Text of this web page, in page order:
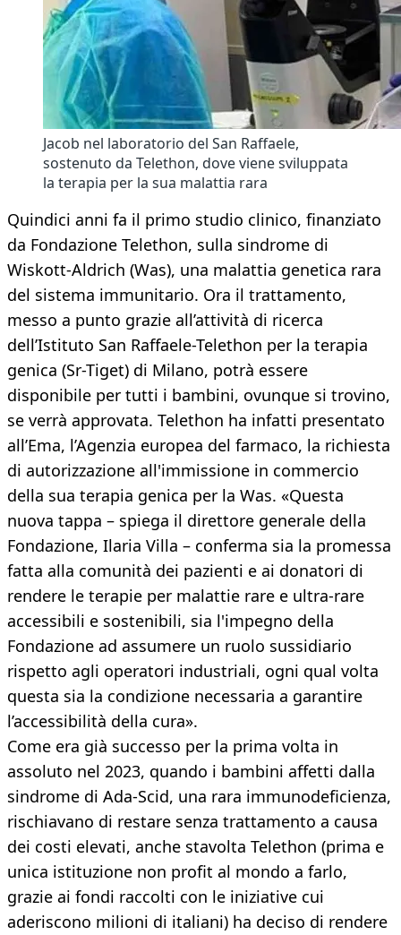
Jacob nel laboratorio del San Raffaele,
sostenuto da Telethon, dove viene sviluppata
la terapia per la sua malattia rara
Quindici anni fa il primo studio clinico, finanziato
da Fondazione Telethon, sulla sindrome di
Wiskott-Aldrich (Was), una malattia genetica rara
del sistema immunitario. Ora il trattamento,
messo a punto grazie all’attività di ricerca
dell’Istituto San Raffaele-Telethon per la terapia
genica (Sr-Tiget) di Milano, potrà essere
disponibile per tutti i bambini, ovunque si trovino,
se verrà approvata. Telethon ha infatti presentato
all’Ema, l’Agenzia europea del farmaco, la richiesta
di autorizzazione all'immissione in commercio
della sua terapia genica per la Was. «Questa
nuova tappa – spiega il direttore generale della
Fondazione, Ilaria Villa – conferma sia la promessa
fatta alla comunità dei pazienti e ai donatori di
rendere le terapie per malattie rare e ultra-rare
accessibili e sostenibili, sia l'impegno della
Fondazione ad assumere un ruolo sussidiario
rispetto agli operatori industriali, ogni qual volta
questa sia la condizione necessaria a garantire
l’accessibilità della cura».
Come era già successo per la prima volta in
assoluto nel 2023, quando i bambini affetti dalla
sindrome di Ada-Scid, una rara immunodeficienza,
rischiavano di restare senza trattamento a causa
dei costi elevati, anche stavolta Telethon (prima e
unica istituzione non profit al mondo a farlo,
grazie ai fondi raccolti con le iniziative cui
aderiscono milioni di italiani) ha deciso di rendere